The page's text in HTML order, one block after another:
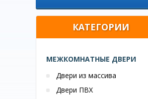
КАТЕГОРИИ
МЕЖКОМНАТНЫЕ ДВЕРИ
Двери из массива
Двери ПВХ